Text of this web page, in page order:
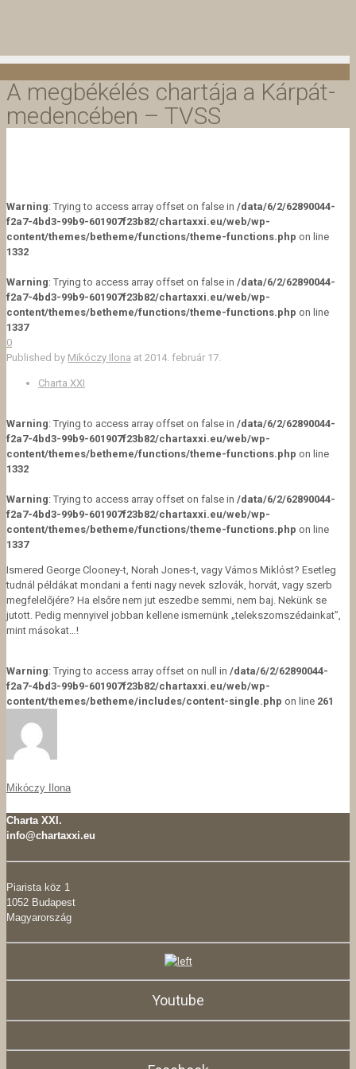
A megbékélés chartája a Kárpát-
medencében – TVSS
Warning: Trying to access array offset on false in /data/6/2/62890044-
f2a7-4bd3-99b9-601907f23b82/chartaxxi.eu/web/wp-
content/themes/betheme/functions/theme-functions.php on line
1332
Warning: Trying to access array offset on false in /data/6/2/62890044-
f2a7-4bd3-99b9-601907f23b82/chartaxxi.eu/web/wp-
content/themes/betheme/functions/theme-functions.php on line
1337
0
Published by Mikóczy Ilona at 2014. február 17.
Charta XXI
Warning: Trying to access array offset on false in /data/6/2/62890044-
f2a7-4bd3-99b9-601907f23b82/chartaxxi.eu/web/wp-
content/themes/betheme/functions/theme-functions.php on line
1332
Warning: Trying to access array offset on false in /data/6/2/62890044-
f2a7-4bd3-99b9-601907f23b82/chartaxxi.eu/web/wp-
content/themes/betheme/functions/theme-functions.php on line
1337
Ismered George Clooney-t, Norah Jones-t, vagy Vámos Miklóst? Esetleg
tudnál példákat mondani a fenti nagy nevek szlovák, horvát, vagy szerb
megfelelőjére? Ha elsőre nem jut eszedbe semmi, nem baj. Nekünk se
jutott. Pedig mennyivel jobban kellene ismernünk „telekszomszédainkat”,
mint másokat…!
Warning: Trying to access array offset on null in /data/6/2/62890044-
f2a7-4bd3-99b9-601907f23b82/chartaxxi.eu/web/wp-
content/themes/betheme/includes/content-single.php on line 261
Mikóczy Ilona
Charta XXI.
info@chartaxxi.eu
Piarista köz 1
1052 Budapest
Magyarország
Youtube